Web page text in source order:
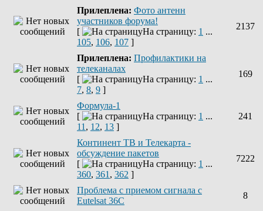
Прилеплена: Фото антенн
участников форума!
[
На страницу: 1 ...
105, 106, 107 ]
2137
Прилеплена: Профилактики на
телеканалах
[
На страницу: 1 ...
7, 8, 9 ]
169
Формула-1
[
На страницу: 1 ...
11 , 12, 13 ]
241
Континент ТВ и Телекарта -
обсуждение пакетов
[
На страницу: 1 ...
360, 361 , 362 ]
7222
Проблема с приемом сигнала с
Eutelsat 36C
8